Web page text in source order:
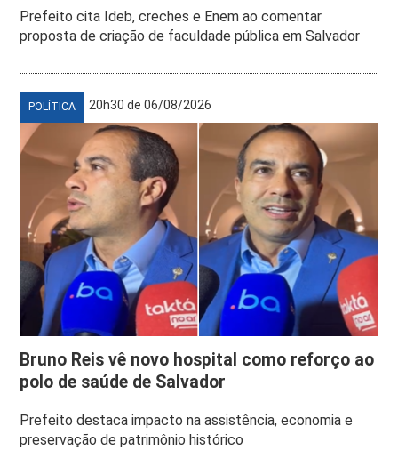
Prefeito cita Ideb, creches e Enem ao comentar
proposta de criação de faculdade pública em Salvador
POLÍTICA 20h30 de 06/08/2026
Bruno Reis vê novo hospital como reforço ao
polo de saúde de Salvador
Prefeito destaca impacto na assistência, economia e
preservação de patrimônio histórico